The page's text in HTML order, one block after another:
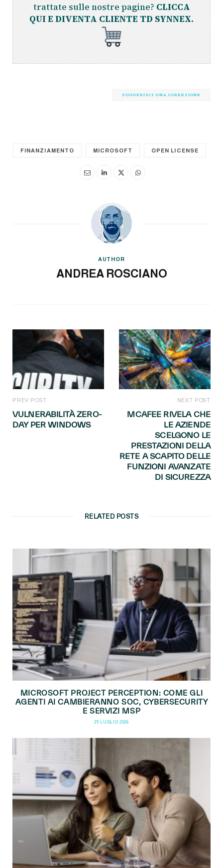
trattate sulle nostre pagine? CLICCA
QUI E DIVENTA CLIENTE TD SYNNEX.
SUGGERISCI UNA CORREZIONE
FINANZIAMENTO MICROSOFT OPEN LICENSE
AUTHOR
ANDREA ROSCIANO
PREV POST
VULNERABILITÀ ZERO-
DAY PER WINDOWS
NEXT POST
MCAFEE RIVELA CHE
LE AZIENDE
SCELGONO LE
PRESTAZIONI DELLA
RETE A SCAPITO DELLE
FUNZIONI AVANZATE
DI SICUREZZA
RELATED POSTS
MICROSOFT PROJECT PERCEPTION: COME GLI
AGENTI AI CAMBIERANNO SOC, CYBERSECURITY
E SERVIZI MSP
29 LUGLIO 2026